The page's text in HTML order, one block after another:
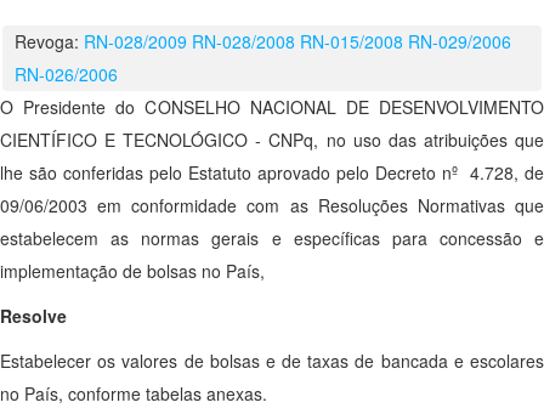
Revoga: RN-028/2009 RN-028/2008 RN-015/2008 RN-029/2006
RN-026/2006
O Presidente do CONSELHO NACIONAL DE DESENVOLVIMENTO
CIENTÍFICO E TECNOLÓGICO - CNPq, no uso das atribuições que
lhe são conferidas pelo Estatuto aprovado pelo Decreto nº 4.728, de
09/06/2003 em conformidade com as Resoluções Normativas que
estabelecem as normas gerais e específicas para concessão e
implementação de bolsas no País,
Resolve
Estabelecer os valores de bolsas e de taxas de bancada e escolares
no País, conforme tabelas anexas.